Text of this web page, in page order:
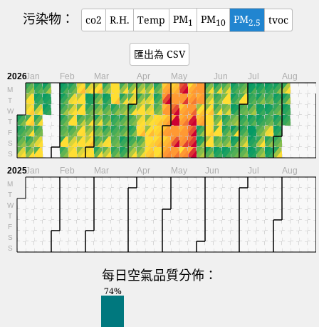
污染物：
co2 R.H. Temp PM1 PM10 PM2.5 tvoc
匯出為 CSV
2026
M
T
W
T
F
S
S
Jan Feb Mar Apr May Jun Jul Aug
2025
M
T
W
T
F
S
S
Jan Feb Mar Apr May Jun Jul Aug
每日空氣品質分佈：
74%